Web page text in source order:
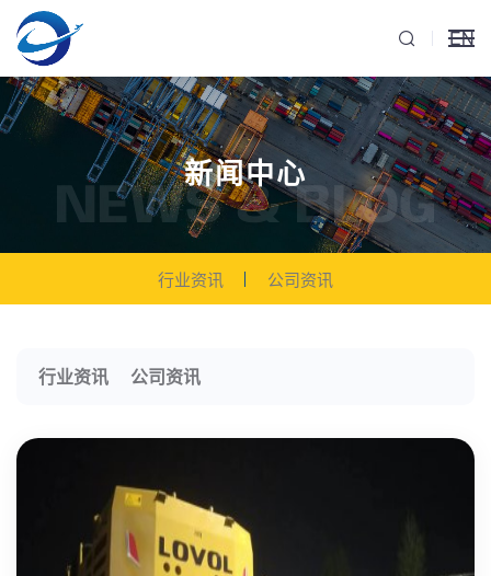
EN
新闻中心
NEWS & BLOG
行业资讯 公司资讯
行业资讯 公司资讯